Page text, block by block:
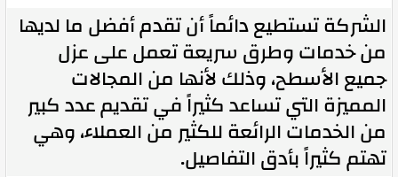
الشركة تستطيع دائماً أن تقدم أفضل ما لديها
من خدمات وطرق سريعة تعمل على عزل
جميع الأسطح، وذلك لأنها من المجالات
المميزة التي تساعد كثيراً في تقديم عدد كبير
من الخدمات الرائعة للكثير من العملاء، وهي
تهتم كثيراً بأدق التفاصيل.